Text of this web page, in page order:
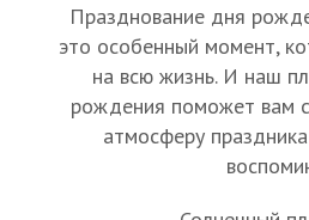
Празднование дня
это особенный момент,
на всю жизнь. И наш
рождения поможет вам
атмосферу